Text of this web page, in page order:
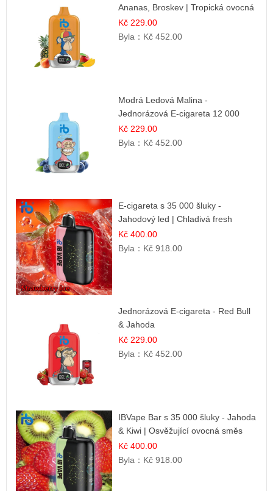
Ananas, Broskev | Tropická ovocná
směs
Kč 229.00
Byla： Kč 452.00
Modrá Ledová Malina -
Jednorázová E-cigareta 12 000
šluků | Osvěžující Bobulová Příchuť
Kč 229.00
Byla： Kč 452.00
E-cigareta s 35 000 šluky -
Jahodový led | Chladivá fresh
příchuť
Kč 400.00
Byla： Kč 918.00
Jednorázová E-cigareta - Red Bull
& Jahoda
Kč 229.00
Byla： Kč 452.00
IBVape Bar s 35 000 šluky - Jahoda
& Kiwi | Osvěžující ovocná směs
Kč 400.00
Byla： Kč 918.00